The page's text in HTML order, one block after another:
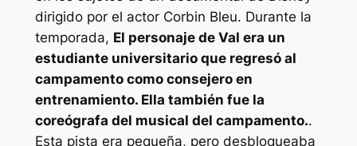
dirigido por el actor Corbin Bleu. Durante la
temporada, El personaje de Val era un
estudiante universitario que regresó al
campamento como consejero en
entrenamiento. Ella también fue la
coreógrafa del musical del campamento..
Esta pista era pequeña, pero desbloqueaba